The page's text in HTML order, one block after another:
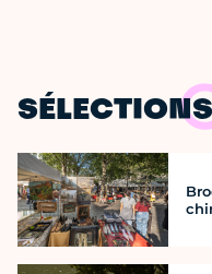
SÉLECTIONS